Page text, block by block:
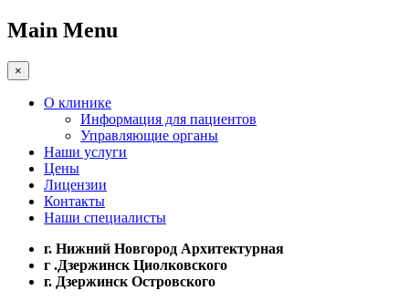
Main Menu
×
О клинике
Информация для пациентов
Управляющие органы
Наши услуги
Цены
Лицензии
Контакты
Наши специалисты
г. Нижний Новгород Архитектурная
г .Дзержинск Циолковского
г. Дзержинск Островского